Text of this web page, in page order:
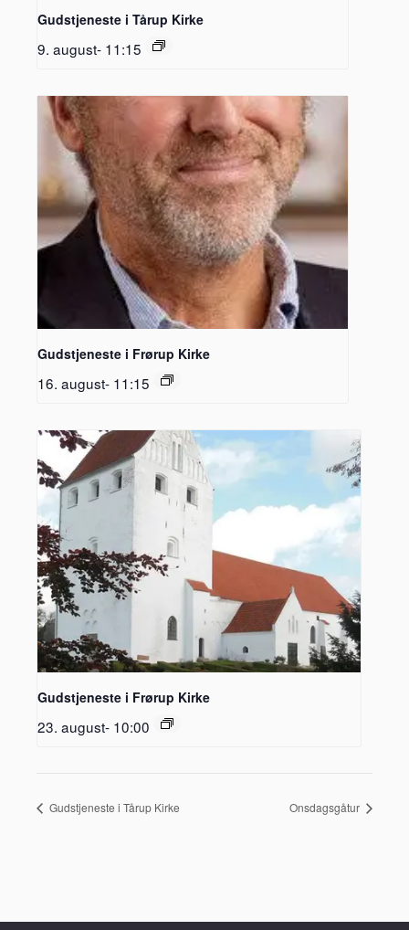
Gudstjeneste i Tårup Kirke
9. august- 11:15
Gudstjeneste i Frørup Kirke
16. august- 11:15
Gudstjeneste i Frørup Kirke
23. august- 10:00
Gudstjeneste i Tårup Kirke Onsdagsgåtur